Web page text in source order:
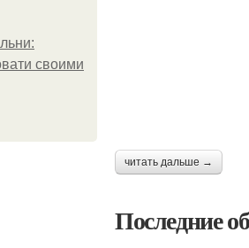
своими
читать дальше →
Последние